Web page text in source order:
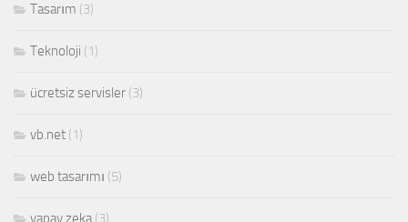
Tasarım (3)
Teknoloji (1)
ücretsiz servisler (3)
vb.net (1)
web tasarımı (5)
yapay zeka (3)